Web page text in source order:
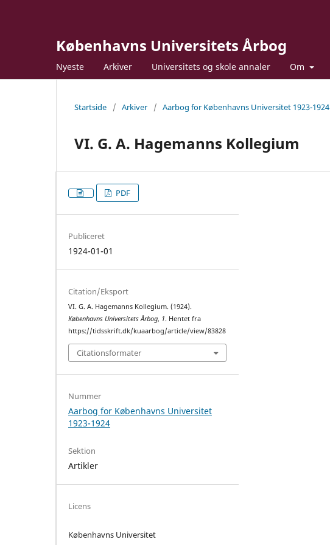
Københavns Universitets Årbog
Nyeste Arkiver Universitets og skole annaler Om
Startside / Arkiver / Aarbog for Københavns Universitet 1923-1924
VI. G. A. Hagemanns Kollegium
PDF
Publiceret
1924-01-01
Citation/Eksport
VI. G. A. Hagemanns Kollegium. (1924).
Københavns Universitets Årbog, 1. Hentet fra
https://tidsskrift.dk/kuaarbog/article/view/83828
Citationsformater
Nummer
Aarbog for Københavns Universitet
1923-1924
Sektion
Artikler
Licens
Københavns Universitet